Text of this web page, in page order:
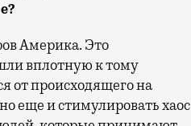
Америка. Это
вплотную к тому
от происходящего на
еще и стимулировать хаос